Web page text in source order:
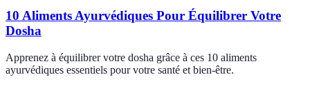
10 Aliments Ayurvédiques Pour Équilibrer Votre
Dosha
Apprenez à équilibrer votre dosha grâce à ces 10 aliments
ayurvédiques essentiels pour votre santé et bien-être.